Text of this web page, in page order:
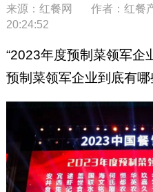
来源：红餐网 作者：红餐
20:24:52
“2023年度预制菜领军企
预制菜领军企业到底有哪